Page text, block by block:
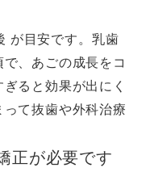
が目安です。乳歯
、あごの成長をコ
ると効果が出にく
て抜歯や外科治療
正が必要です